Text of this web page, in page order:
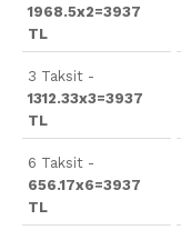
1968.5x2=3937
TL
3 Taksit -
1312.33x3=3937
TL
6 Taksit -
656.17x6=3937
TL